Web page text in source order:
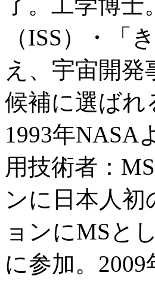
（ISS）・「
え、宇宙開
候補に選ばれ
1993年NASA
用技術者：
ンに日本人初
ョンにMSと
に参加。